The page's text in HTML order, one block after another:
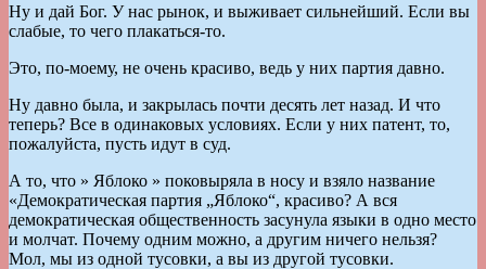
Ну и дай Бог. У нас рынок, и выживает сильнейший. Если вы
слабые, то чего плакаться-то.
Это, по-моему, не очень красиво, ведь у них партия давно.
Ну давно была, и закрылась почти десять лет назад. И что
теперь? Все в одинаковых условиях. Если у них патент, то,
пожалуйста, пусть идут в суд.
А то, что » Яблоко » поковыряла в носу и взяло название
«Демократическая партия „Яблоко“, красиво? А вся
демократическая общественность засунула языки в одно место
и молчат. Почему одним можно, а другим ничего нельзя?
Мол, мы из одной тусовки, а вы из другой тусовки.